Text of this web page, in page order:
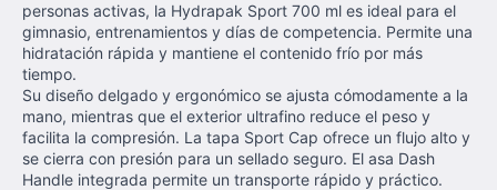
personas activas, la Hydrapak Sport 700 ml es ideal para el
gimnasio, entrenamientos y días de competencia. Permite una
hidratación rápida y mantiene el contenido frío por más
tiempo.
Su diseño delgado y ergonómico se ajusta cómodamente a la
mano, mientras que el exterior ultrafino reduce el peso y
facilita la compresión. La tapa Sport Cap ofrece un flujo alto y
se cierra con presión para un sellado seguro. El asa Dash
Handle integrada permite un transporte rápido y práctico.